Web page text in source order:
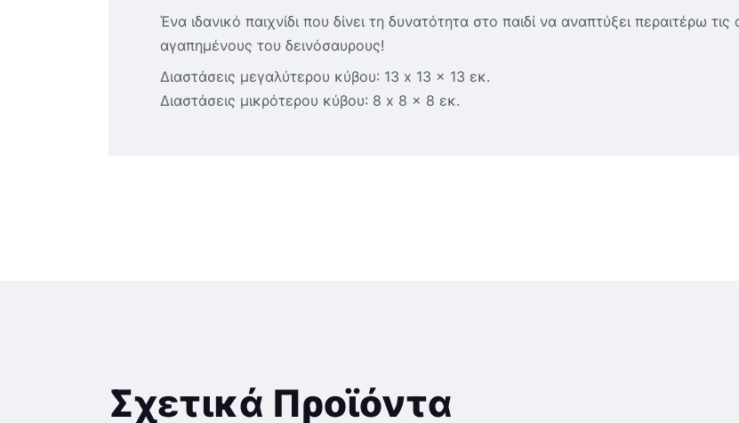
Ένα ιδανικό παιχνίδι που δίνει τη δυνατότητα στο παιδί να αναπτύξει περαιτέρω
αγαπημένους του δεινόσαυρους!
Διαστάσεις μεγαλύτερου κύβου: 13 x 13 x 13 εκ.
Διαστάσεις μικρότερου κύβου: 8 x 8 x 8 εκ.
Σχετικά Προϊόντα